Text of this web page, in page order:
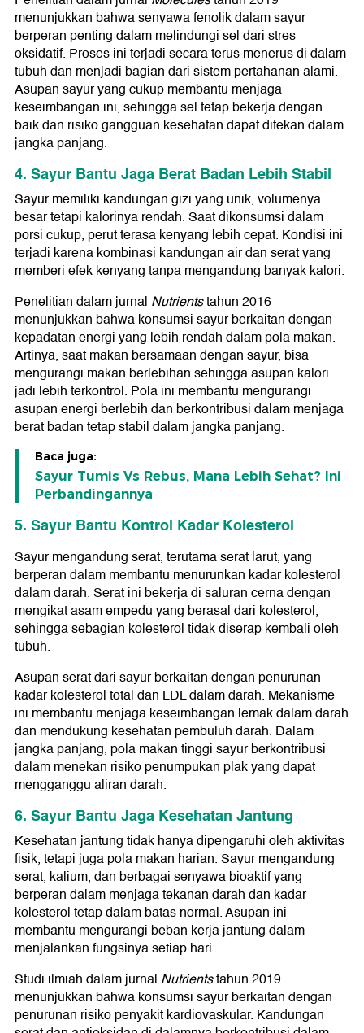
menunjukkan bahwa senyawa fenolik dalam sayur
berperan penting dalam melindungi sel dari stres
oksidatif. Proses ini terjadi secara terus menerus di dalam
tubuh dan menjadi bagian dari sistem pertahanan alami.
Asupan sayur yang cukup membantu menjaga
keseimbangan ini, sehingga sel tetap bekerja dengan
baik dan risiko gangguan kesehatan dapat ditekan dalam
jangka panjang.
4. Sayur Bantu Jaga Berat Badan Lebih Stabil
Sayur memiliki kandungan gizi yang unik, volumenya
besar tetapi kalorinya rendah. Saat dikonsumsi dalam
porsi cukup, perut terasa kenyang lebih cepat. Kondisi ini
terjadi karena kombinasi kandungan air dan serat yang
memberi efek kenyang tanpa mengandung banyak kalori.
Penelitian dalam jurnal Nutrientstahun 2016
menunjukkan bahwa konsumsi sayur berkaitan dengan
kepadatan energi yang lebih rendah dalam pola makan.
Artinya, saat makan bersamaan dengan sayur, bisa
mengurangi makan berlebihan sehingga asupan kalori
jadi lebih terkontrol. Pola ini membantu mengurangi
asupan energi berlebih dan berkontribusi dalam menjaga
berat badan tetap stabil dalam jangka panjang.
Baca juga:
Sayur Tumis Vs Rebus, Mana Lebih Sehat? Ini
Perbandingannya
5. Sayur Bantu Kontrol Kadar Kolesterol
Sayur mengandung serat, terutama serat larut, yang
berperan dalam membantu menurunkan kadar kolesterol
dalam darah. Serat ini bekerja di saluran cerna dengan
mengikat asam empedu yang berasal dari kolesterol,
sehingga sebagian kolesterol tidak diserap kembali oleh
tubuh.
Asupan serat dari sayur berkaitan dengan penurunan
kadar kolesterol total dan LDL dalam darah. Mekanisme
ini membantu menjaga keseimbangan lemak dalam darah
dan mendukung kesehatan pembuluh darah. Dalam
jangka panjang, pola makan tinggi sayur berkontribusi
dalam menekan risiko penumpukan plak yang dapat
mengganggu aliran darah.
6. Sayur Bantu Jaga Kesehatan Jantung
Kesehatan jantung tidak hanya dipengaruhi oleh aktivitas
fisik, tetapi juga pola makan harian. Sayur mengandung
serat, kalium, dan berbagai senyawa bioaktif yang
berperan dalam menjaga tekanan darah dan kadar
kolesterol tetap dalam batas normal. Asupan ini
membantu mengurangi beban kerja jantung dalam
menjalankan fungsinya setiap hari.
Studi ilmiah dalam jurnal Nutrientstahun 2019
menunjukkan bahwa konsumsi sayur berkaitan dengan
penurunan risiko penyakit kardiovaskular. Kandungan